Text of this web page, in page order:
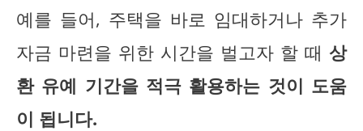
예를 들어, 주택을 바로 임대하거나 추가
자금 마련을 위한 시간을 벌고자 할 때 상
환 유예 기간을 적극 활용하는 것이 도움
이 됩니다.